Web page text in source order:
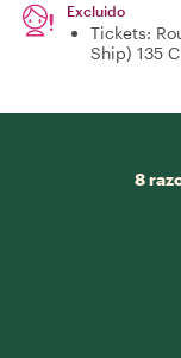
Excluido
Tickets:
Ship) 135
8